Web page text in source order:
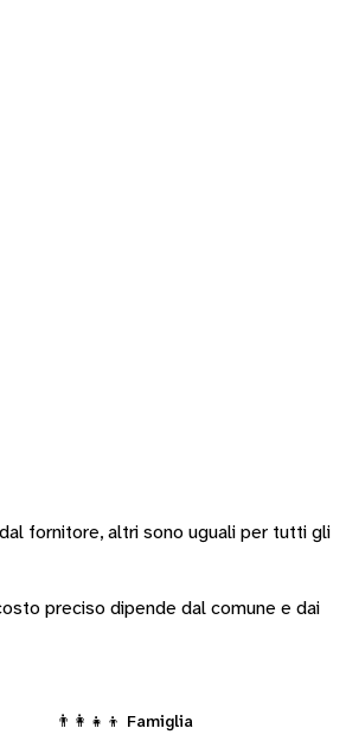
fornitore, altri sono uguali per tutti gli
preciso dipende dal comune e dai
👨‍👩‍👧‍👦 Famiglia